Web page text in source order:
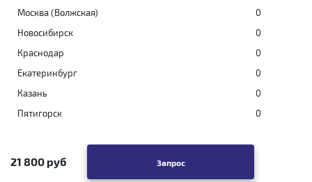
Москва (Волжская)
0
Новосибирск
0
Краснодар
0
Екатеринбург
0
Казань
0
Пятигорск
0
21 800 руб Запрос